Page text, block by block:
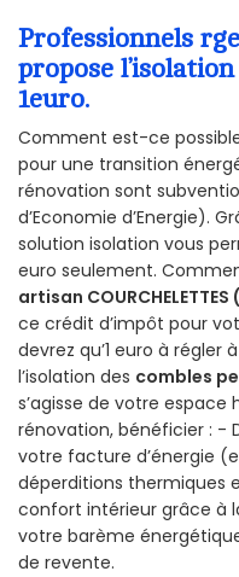
Professionnels
propose
1euro.
Comment est-ce possible
pour une transition
rénovation sont
d’Economie d’Energie).
solution isolation vous
euro seulement.
artisan
ce crédit d’impôt pour
devrez qu’1 euro à régler
l’isolation des combles
s’agisse de votre espace
rénovation, bénéficier : -
votre facture d’énergie
déperditions thermiques
confort intérieur grâce à
votre barème
de revente.